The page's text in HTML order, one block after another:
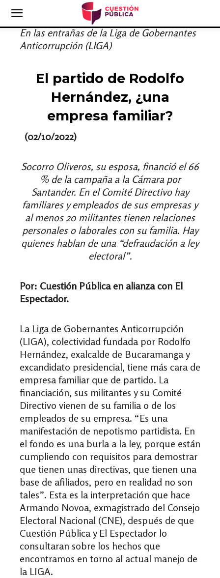
En las entrañas de la Liga de Gobernantes
Anticorrupción (LIGA)
El partido de Rodolfo
Hernández, ¿una
empresa familiar?
(02/10/2022)
Socorro Oliveros, su esposa, financió el 66
% de la campaña a la Cámara por
Santander. En el Comité Directivo hay
familiares y empleados de sus empresas y
al menos 20 militantes tienen relaciones
personales o laborales con su familia. Hay
quienes hablan de una “defraudación a ley
electoral”.
Por: Cuestión Pública en alianza con El
Espectador.
La Liga de Gobernantes Anticorrupción
(LIGA), colectividad fundada por Rodolfo
Hernández, exalcalde de Bucaramanga y
excandidato presidencial, tiene más cara de
empresa familiar que de partido. La
financiación, sus militantes y su Comité
Directivo vienen de su familia o de los
empleados de su empresa. “Es una
manifestación de nepotismo partidista. En
el fondo es una burla a la ley, porque están
cumpliendo con requisitos para demostrar
que tienen unas directivas, que tienen una
base de afiliados, pero en realidad no son
tales”. Esta es la interpretación que hace
Armando Novoa, exmagistrado del Consejo
Electoral Nacional (CNE), después de que
Cuestión Pública y El Espectador lo
consultaran sobre los hechos que
encontramos en torno al actual manejo de
la LIGA.